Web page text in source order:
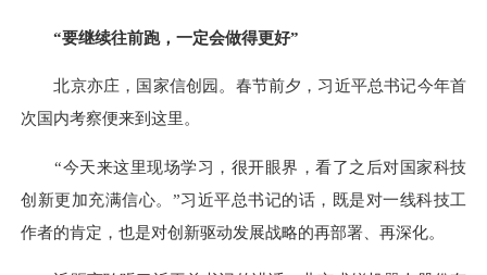
“要继续往前跑，一定会做得更好”
北京亦庄，国家信创园。春节前夕，习近平总书记今年首
次国内考察便来到这里。
“今天来这里现场学习，很开眼界，看了之后对国家科技
创新更加充满信心。”习近平总书记的话，既是对一线科技工
作者的肯定，也是对创新驱动发展战略的再部署、再深化。